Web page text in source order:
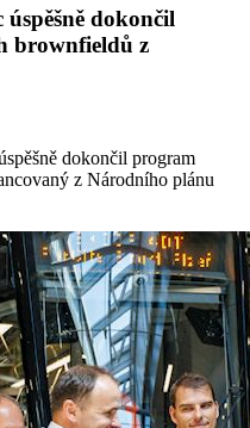
dokončil
brownfieldů z
dokončil program
z Národního plánu